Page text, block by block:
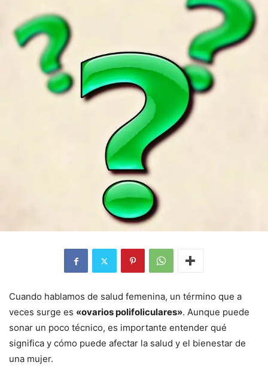
Cuando hablamos de salud femenina, un término que a
veces surge es «ovarios polifoliculares». Aunque puede
sonar un poco técnico, es importante entender qué
significa y cómo puede afectar la salud y el bienestar de
una mujer.